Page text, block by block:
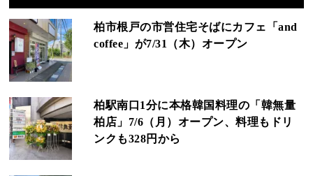
柏市根戸の市営住宅そばにカフェ「and
coffee」が7/31（木）オープン
柏駅南口1分に本格韓国料理の「韓無量
柏店」7/6（月）オープン、料理もドリ
ンクも328円から